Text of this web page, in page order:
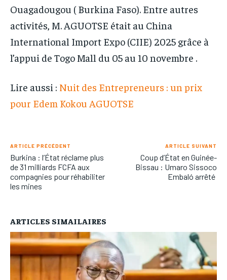
Ouagadougou ( Burkina Faso). Entre autres
activités, M. AGUOTSE était au China
International Import Expo (CIIE) 2025 grâce à
l’appui de Togo Mall du 05 au 10 novembre .
Lire aussi : Nuit des Entrepreneurs : un prix
pour Edem Kokou AGUOTSE
ARTICLE PRÉCÉDENT
Burkina : l’État réclame plus
de 31 milliards FCFA aux
compagnies pour réhabiliter
les mines
ARTICLE SUIVANT
Coup d’État en Guinée-
Bissau : Umaro Sissoco
Embaló arrêté
ARTICLES SIMAILAIRES